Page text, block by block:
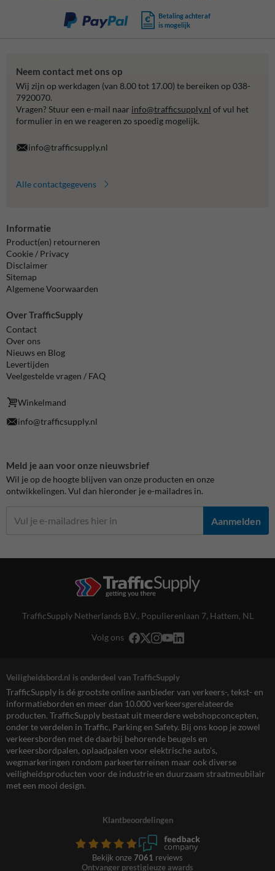
Betaling achteraf
is mogelijk
Neem contact met ons op
Wij zijn op werkdagen (van 8.00 tot 17.00) te bereiken op 038-
7920070.
Vragen? Stuur een e-mail naar info@trafficsupply.nl of vul het
formulier in en we reageren zo spoedig mogelijk.
info@trafficsupply.nl
Alle contactgegevens
Informatie
Product(en) retourneren
Cookie / Privacy
Disclaimer
Sitemap
Algemene Voorwaarden
Over TrafficSupply
Contact
Over ons
Nieuws en Blog
Levertijden
Veelgestelde vragen / FAQ
Winkelmand
info@trafficsupply.nl
Meld je aan voor onze nieuwsbrief
Wil je op de hoogte blijven van onze producten en onze
ontwikkelingen. Vul dan hieronder je e-mailadres in.
Aanmelden
TrafficSupply Netherlands B.V., Populierenlaan 7, Hattem, NL
Volg ons
Veiligheidsbord.nl is onderdeel van TrafficSupply
TrafficSupply is dé grootste online aanbieder van verkeers-, tekst- en
informatieborden en meer dan 10.000 verkeersgerelateerde
producten. TrafficSupply bestaat uit meerdere webshopconcepten,
onder te verdelen in Traffic, Parking en Safety. Bij ons koop je zowel
verkeersborden met de daarbij behorende beugels en
verkeersbordpalen, oplaadpalen voor elektrische auto’s,
wegmarkeringen rondom parkeerterreinen maar ook diverse
veiligheidsproducten voor de industrie en duurzaam straatmeubilair
met een mooi design.
Klantbeoordelingen
Bekijk onze 7061 reviews
Ontvanger prestigieuze awards